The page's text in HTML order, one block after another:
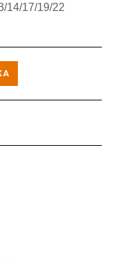
14/17/19/22